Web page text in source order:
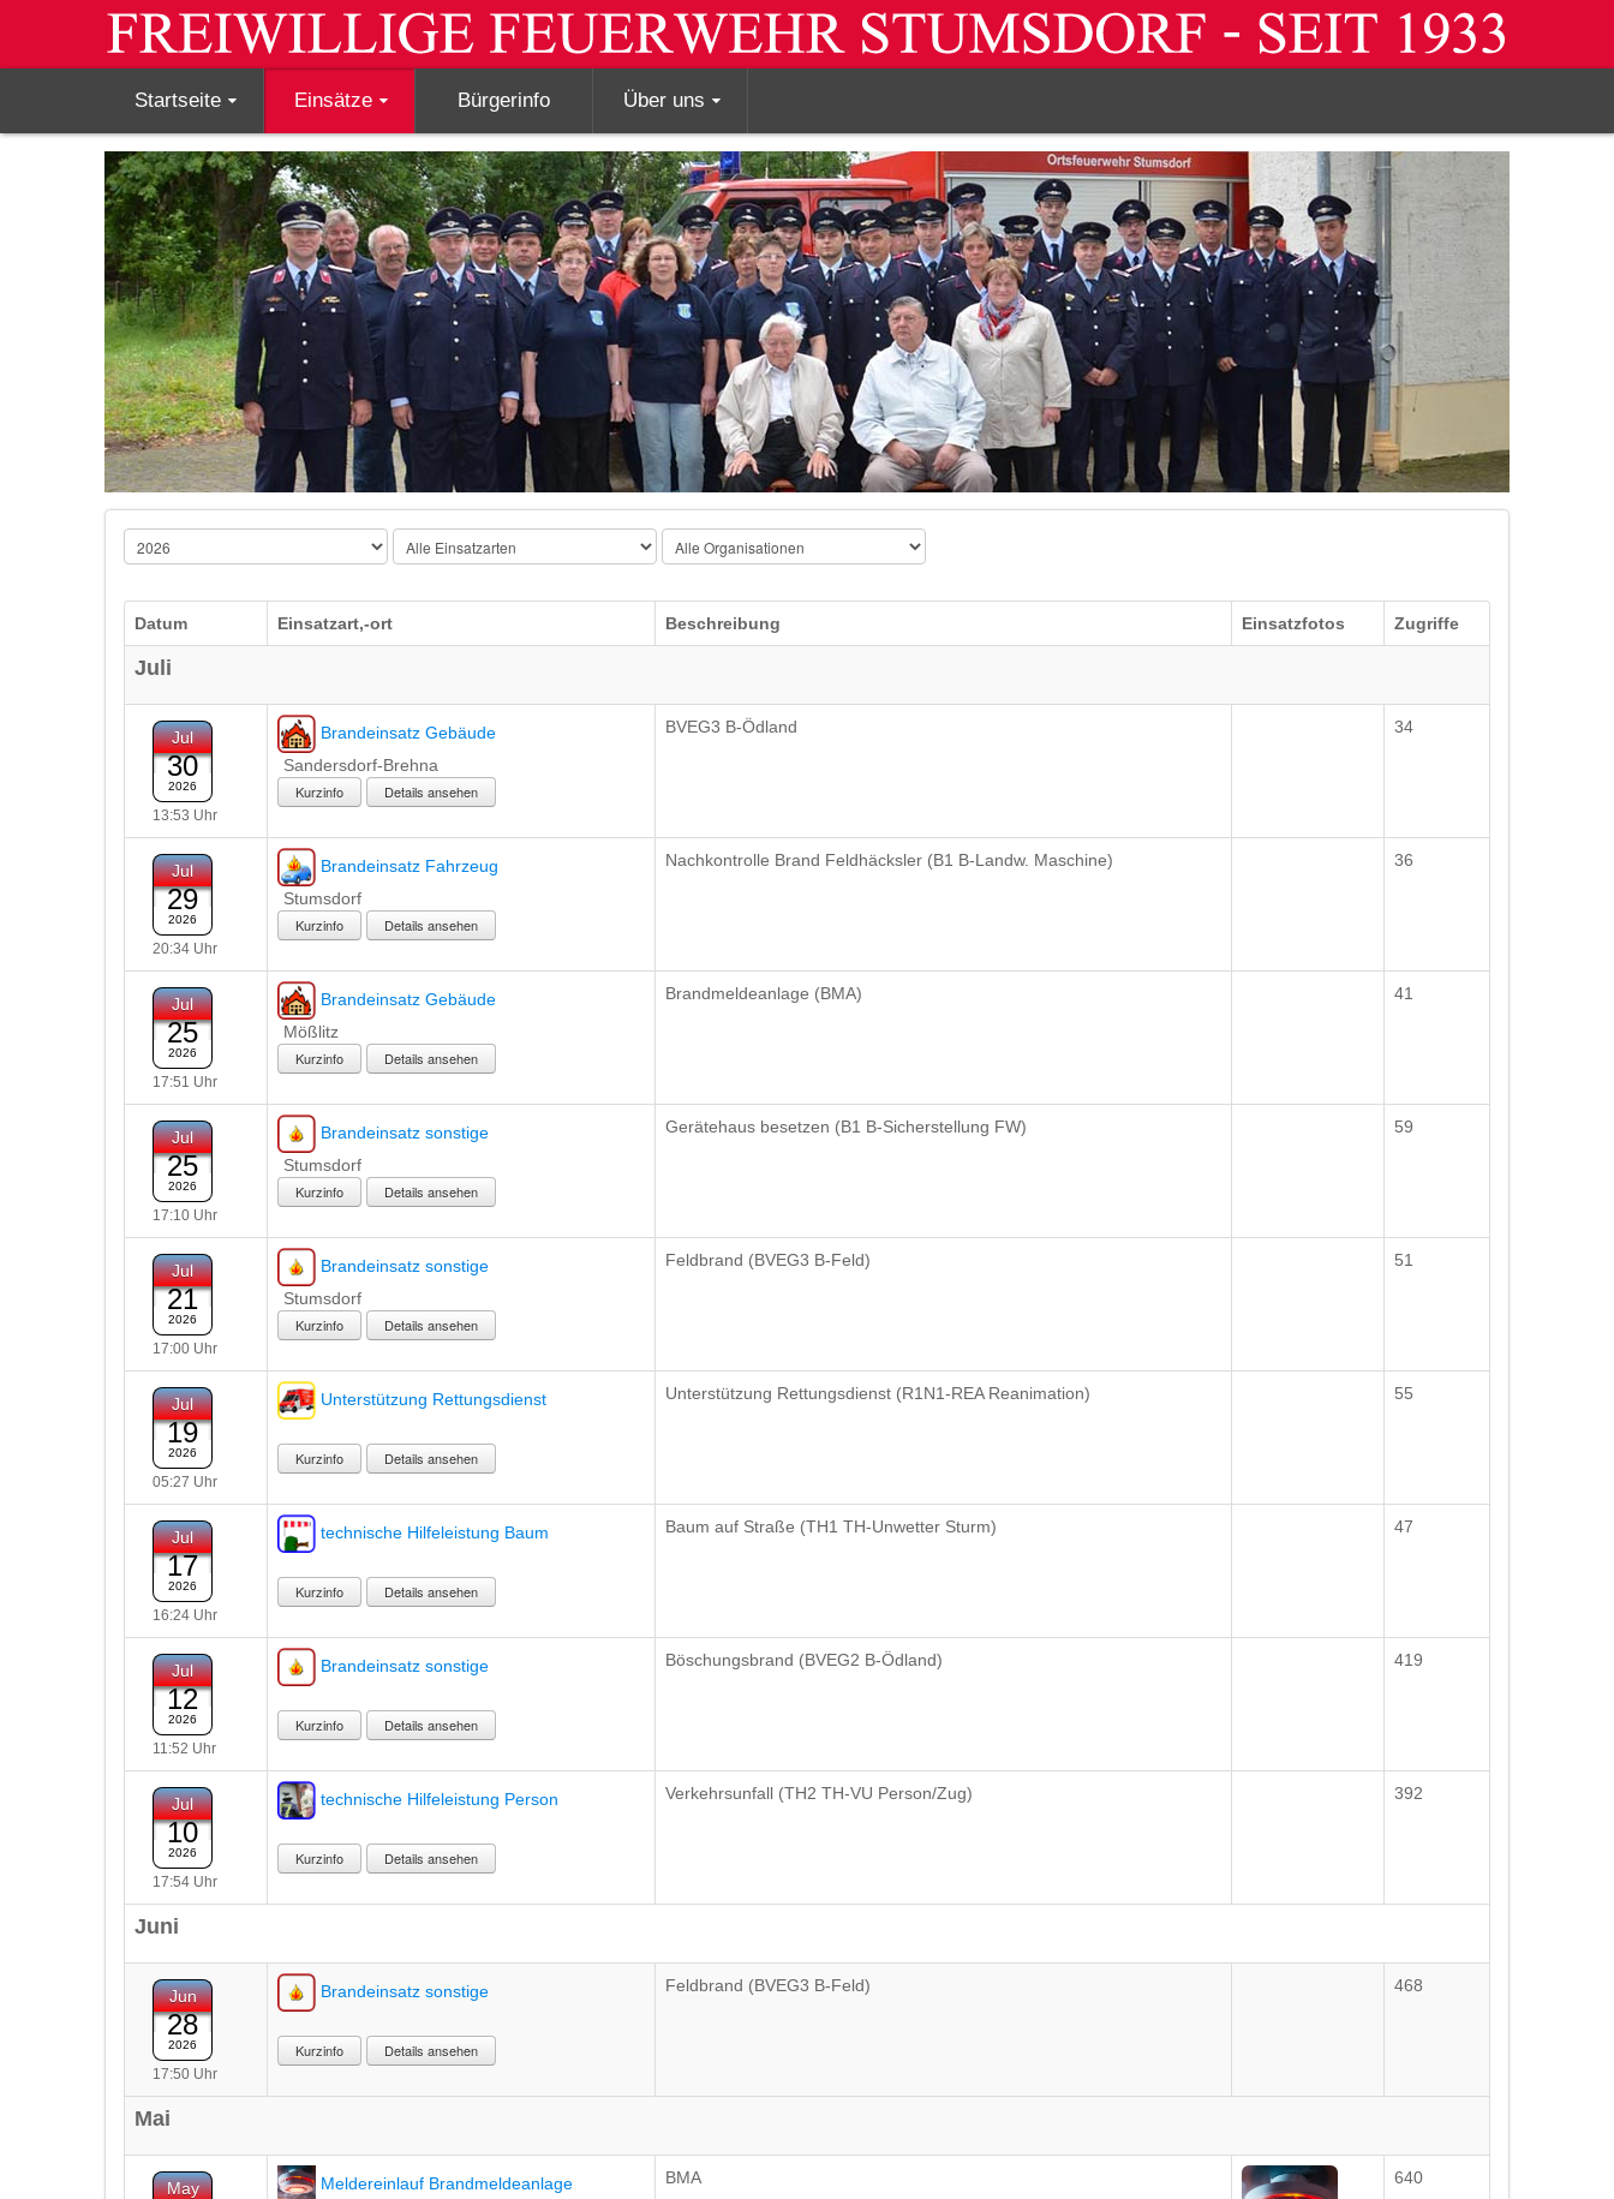
Startseite Einsätze Bürgerinfo Über uns
Datum Einsatzart,-ort Beschreibung Einsatzfotos Zugriffe
Juli
Jul
30
2026
13:53 Uhr
Brandeinsatz Gebäude
Sandersdorf-Brehna
Details ansehen
BVEG3 B-Ödland 34
Jul
29
2026
20:34 Uhr
Brandeinsatz Fahrzeug
Stumsdorf
Details ansehen
Nachkontrolle Brand Feldhäcksler (B1 B-Landw. Maschine) 36
Jul
25
2026
17:51 Uhr
Brandeinsatz Gebäude
Mößlitz
Details ansehen
Brandmeldeanlage (BMA) 41
Jul
25
2026
17:10 Uhr
Brandeinsatz sonstige
Stumsdorf
Details ansehen
Gerätehaus besetzen (B1 B-Sicherstellung FW) 59
Jul
21
2026
17:00 Uhr
Brandeinsatz sonstige
Stumsdorf
Details ansehen
Feldbrand (BVEG3 B-Feld) 51
Jul
19
2026
05:27 Uhr
Unterstützung Rettungsdienst
Details ansehen
Unterstützung Rettungsdienst (R1N1-REA Reanimation) 55
Jul
17
2026
16:24 Uhr
technische Hilfeleistung Baum
Details ansehen
Baum auf Straße (TH1 TH-Unwetter Sturm) 47
Jul
12
2026
11:52 Uhr
Brandeinsatz sonstige
Details ansehen
Böschungsbrand (BVEG2 B-Ödland) 419
Jul
10
2026
17:54 Uhr
technische Hilfeleistung Person
Details ansehen
Verkehrsunfall (TH2 TH-VU Person/Zug) 392
Juni
Jun
28
2026
17:50 Uhr
Brandeinsatz sonstige
Details ansehen
Feldbrand (BVEG3 B-Feld) 468
Mai
May
Meldereinlauf Brandmeldeanlage
BMA 640